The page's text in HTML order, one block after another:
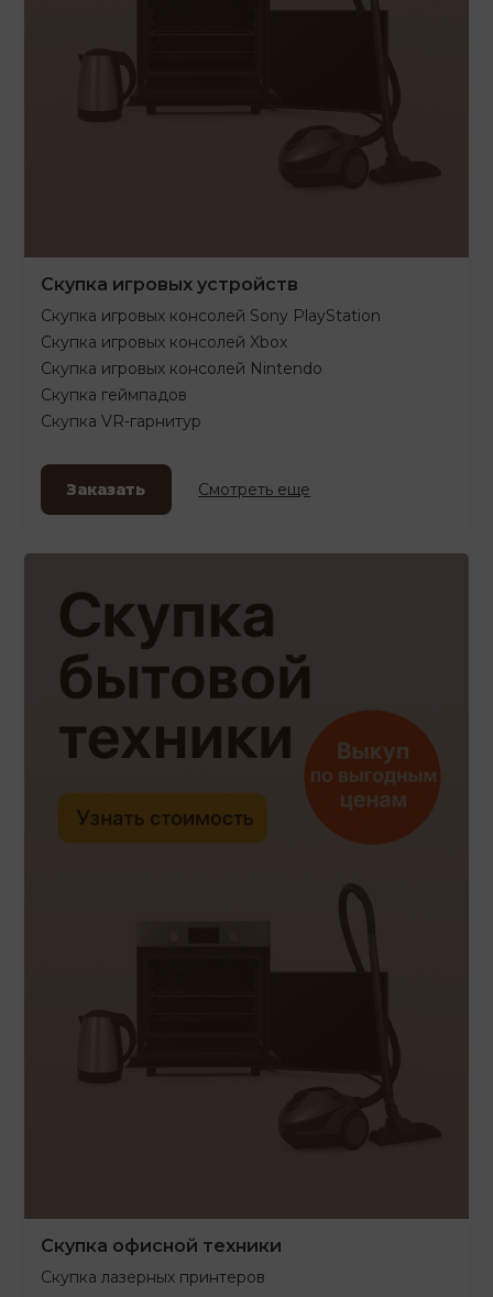
Скупка игровых устройств
Скупка игровых консолей Sony PlayStation
Скупка игровых консолей Xbox
Скупка игровых консолей Nintendo
Скупка геймпадов
Скупка VR-гарнитур
Заказать Смотреть еще
Скупка офисной техники
Скупка лазерных принтеров